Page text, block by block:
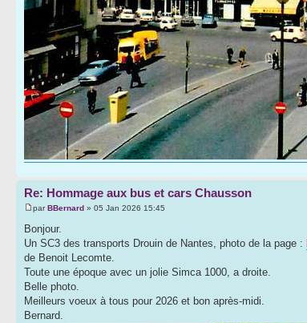
Re: Hommage aux bus et cars Chausson
parBBernard » 05 Jan 2026 15:45
Bonjour.
Un SC3 des transports Drouin de Nantes, photo de la page :
de Benoit Lecomte.
Toute une époque avec un jolie Simca 1000, a droite.
Belle photo.
Meilleurs voeux à tous pour 2026 et bon après-midi.
Bernard.